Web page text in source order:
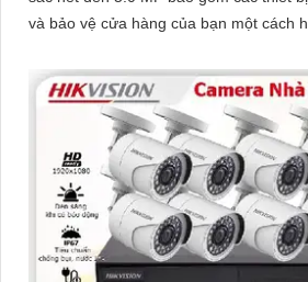
và bảo vệ cửa hàng của bạn một cách